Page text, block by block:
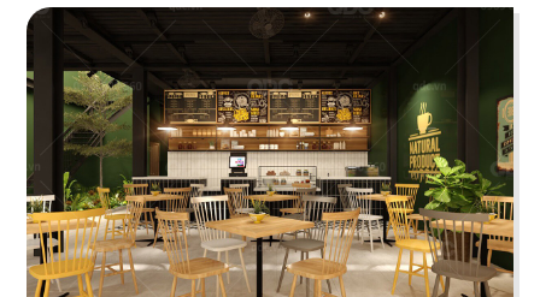
19
T COFFEE
20
BUFFET SUSHI
Nhà hàng Nhật